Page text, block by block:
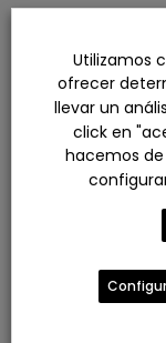
agosto 2026
julio 2026
junio 2026
mayo 2026
abril 2026
marzo 2026
febrero 2026
diciembre 2025
octubre 2025
septiembre
Utilizamos
ofrecer
llevar un
click en
hacemos